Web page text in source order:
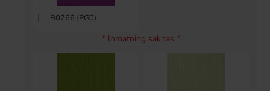
B0766 (PG0)
* Inmatning saknas *